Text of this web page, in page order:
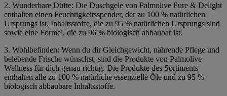
2. Wunderbare Düfte: Die Duschgele von Palmolive Pure & Delight
enthalten einen Feuchtigkeitsspender, der zu 100 % natürlichen
Ursprungs ist, Inhaltsstoffe, die zu 95 % natürlichen Ursprungs sind
sowie eine Formel, die zu 96 % biologisch abbaubar ist.
3. Wohlbefinden: Wenn du dir Gleichgewicht, nährende Pflege und
belebende Frische wünschst, sind die Produkte von Palmolive
Wellness für dich genau richtig. Die Produkte des Sortiments
enthalten alle zu 100 % natürliche essenzielle Öle und zu 95 %
biologisch abbaubare Inhaltsstoffe.